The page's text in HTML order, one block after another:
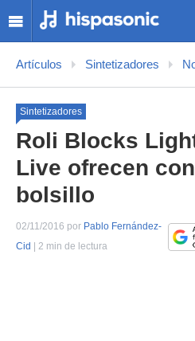
Artículos Sintetizadores
Sintetizadores
Roli Blocks
Live ofrecen
bolsillo
02/11/2016 por Pablo Fernández-
Cid
| 2 min de lectura